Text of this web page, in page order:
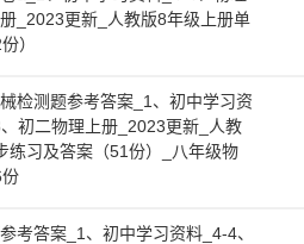
_2023更新_人教版8年级上册单
）
检测题参考答案_1、初中学习资
初二物理上册_2023更新_人教
练习及答案（51份）_八年级物
考答案_1、初中学习资料_4-4、